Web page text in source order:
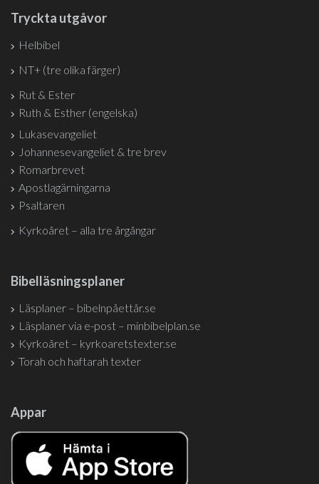
Tryckta utgåvor
Helbibel
NT+ (tre olika färger)
Rut & Ester
Ruth & Esther (engelska)
Lukasevangeliet
Johannesevangeliet & tre brev
Romarbrevet
Apostlagärningarna
Psaltaren
Kyrkoåret – alla tre årgångar
Bibelläsningsplaner
Läsplaner – bibelnpåettår.se
Läsplaner via e-post – minbibelplan.se
Kyrkoåret – kyrkoaretstexter.se
Torah och haftarah texter
Appar